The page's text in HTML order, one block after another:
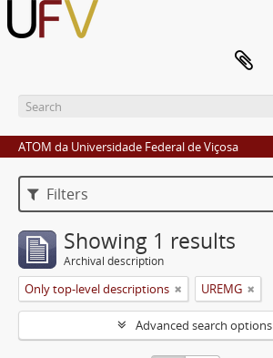
ATOM da Universidade Federal de Viçosa
Filters
Showing 1 results
Archival description
Only top-level descriptions UREMG
Advanced search options